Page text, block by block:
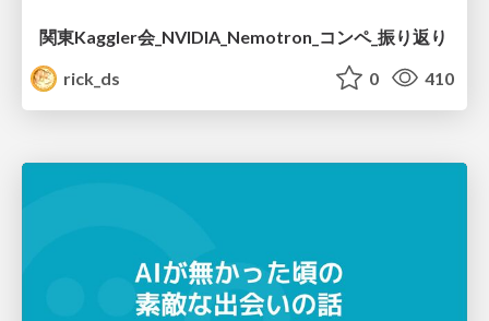
関東Kaggler会_NVIDIA_Nemotron_コンペ_振り返り
rick_ds
0 410